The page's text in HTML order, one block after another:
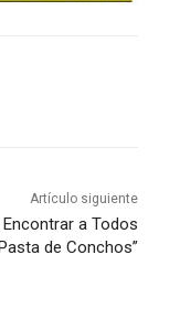
Artículo siguiente
a Todos
de Conchos”